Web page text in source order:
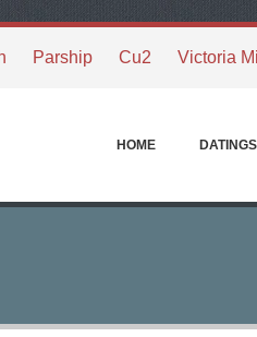
Parship Cu2 Victoria
HOME